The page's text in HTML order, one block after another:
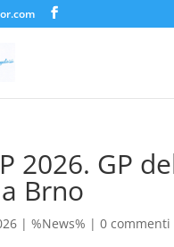
2026. GP
Brno
|%News% |0 commenti